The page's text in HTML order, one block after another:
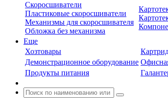
Скоросшиватели
Пластиковые скоросшиватели
Механизмы для скоросшивателя
Обложка без механизма
Еще
Хозтовары
Демонстрационное оборудование
Продукты питания